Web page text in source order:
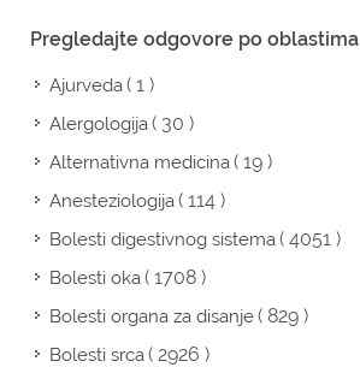
Pregledajte odgovore po oblastima
Ajurveda( 1 )
Alergologija( 30 )
Alternativna medicina( 19 )
Anesteziologija( 114 )
Bolesti digestivnog sistema( 4051 )
Bolesti oka( 1708 )
Bolesti organa za disanje( 829 )
Bolesti srca( 2926 )